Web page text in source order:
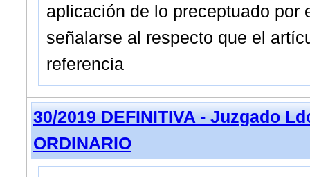
aplicación de lo preceptuado por
señalarse al respecto que el
referencia
30/2019 DEFINITIVA - Juzgado
ORDINARIO